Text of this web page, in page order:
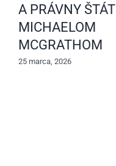
A PRÁVNY ŠTÁT
MICHAELOM
MCGRATHOM
25 marca, 2026